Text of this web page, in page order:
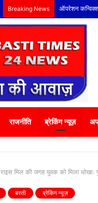
Breaking News लाडनूं में अणुव्रत
राजनीति ब्रेकिंग न्यूज़
राइस मिल की जगह युवक को मिला
बस्ती ब्रेकिंग न्यूज़